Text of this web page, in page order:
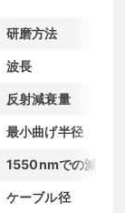
研磨方法
波長
反射減衰量
最小曲げ半径
1550nmでの減衰量
ケーブル径